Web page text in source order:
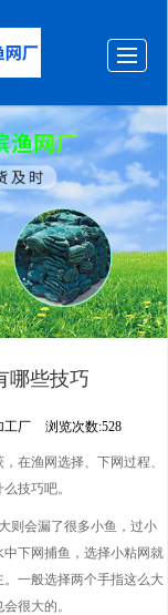
留言反馈 LBS
哪些技巧
工厂 浏览次数:528
在渔网选择、下网过程、
技巧吧。
则会漏了很多小鱼，过小
下网捕鱼，选择小粘网就
一般选择两个手指这么大
很大的。